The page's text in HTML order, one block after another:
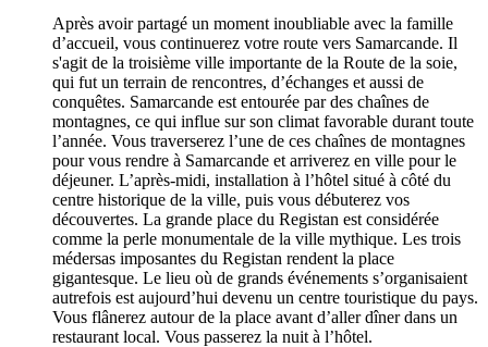
Après avoir partagé un moment inoubliable avec la famille
d’accueil, vous continuerez votre route vers Samarcande. Il
s'agit de la troisième ville importante de la Route de la soie,
qui fut un terrain de rencontres, d’échanges et aussi de
conquêtes. Samarcande est entourée par des chaînes de
montagnes, ce qui influe sur son climat favorable durant toute
l’année. Vous traverserez l’une de ces chaînes de montagnes
pour vous rendre à Samarcande et arriverez en ville pour le
déjeuner. L’après-midi, installation à l’hôtel situé à côté du
centre historique de la ville, puis vous débuterez vos
découvertes. La grande place du Registan est considérée
comme la perle monumentale de la ville mythique. Les trois
médersas imposantes du Registan rendent la place
gigantesque. Le lieu où de grands événements s’organisaient
autrefois est aujourd’hui devenu un centre touristique du pays.
Vous flânerez autour de la place avant d’aller dîner dans un
restaurant local. Vous passerez la nuit à l’hôtel.